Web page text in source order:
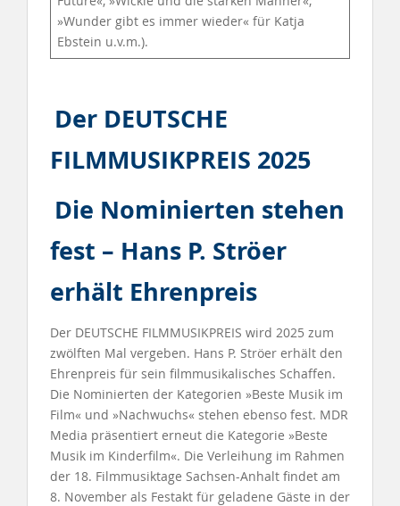
»Wunder gibt es immer wieder« für Katja
Ebstein u.v.m.).
Der DEUTSCHE
FILMMUSIKPREIS 2025
Die Nominierten stehen
fest – Hans P. Ströer
erhält Ehrenpreis
Der DEUTSCHE FILMMUSIKPREIS wird 2025 zum
zwölften Mal vergeben. Hans P. Ströer erhält den
Ehrenpreis für sein filmmusikalisches Schaffen.
Die Nominierten der Kategorien »Beste Musik im
Film« und »Nachwuchs« stehen ebenso fest. MDR
Media präsentiert erneut die Kategorie »Beste
Musik im Kinderfilm«. Die Verleihung im Rahmen
der 18. Filmmusiktage Sachsen-Anhalt findet am
8. November als Festakt für geladene Gäste in der